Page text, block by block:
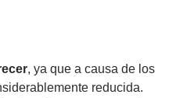
, ya que a causa de los
reducida.